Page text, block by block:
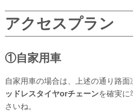
アクセスプラン
①自家用車
自家用車の場合は、上述の通り路面
ッドレスタイヤorチェーンを確実に
さいね。